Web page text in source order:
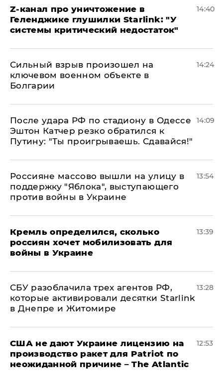
Z-канал про уничтожение в
Геленджике глушилки Starlink: "У
системы критический недостаток"
14:40
Сильный взрыв произошел на
ключевом военном объекте в
Болгарии
14:24
После удара РФ по стадиону в Одессе
Эштон Катчер резко обратился к
Путину: "Ты проигрываешь. Сдавайся!"
14:09
Россияне массово вышли на улицу в
поддержку "Яблока", выступающего
против войны в Украине
13:54
Кремль определился, сколько
россиян хочет мобилизовать для
войны в Украине
13:39
СБУ разоблачила трех агентов РФ,
которые активировали десятки Starlink
в Днепре и Житомире
13:28
США не дают Украине лицензию на
производство ракет для Patriot по
неожиданной причине – The Atlantic
12:53